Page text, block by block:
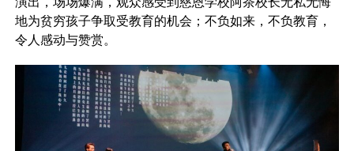
地为贫穷孩子争取受教育的机会；不负如来，不负教育，
令人感动与赞赏。